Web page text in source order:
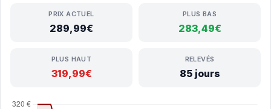
PRIX ACTUEL
289,99€
PLUS BAS
283,49€
PLUS HAUT
319,99€
RELEVÉS
85 jours